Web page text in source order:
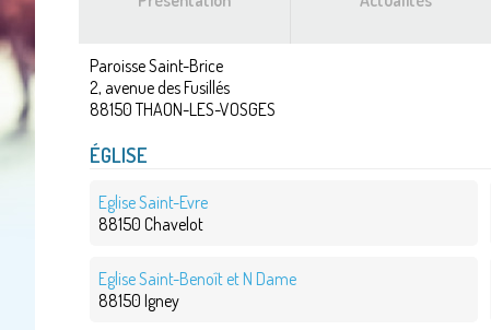
Paroisse Saint-Brice
2, avenue des Fusillés
88150 THAON-LES-VOSGES
ÉGLISE
Eglise Saint-Evre
88150 Chavelot
Eglise Saint-Benoît et N Dame
88150 Igney